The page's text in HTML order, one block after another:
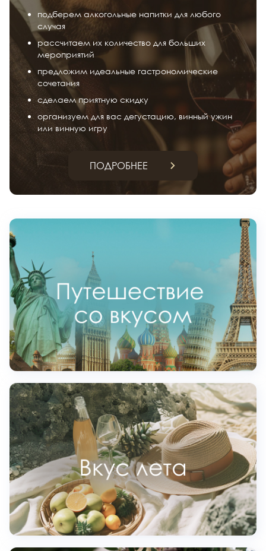
подберем алкогольные напитки для любого
случая
рассчитаем их количество для больших
мероприятий
предложим идеальные гастрономические
сочетания
сделаем приятную скидку
организуем для вас дегустацию, винный ужин
или винную игру
ПОДРОБНЕЕ